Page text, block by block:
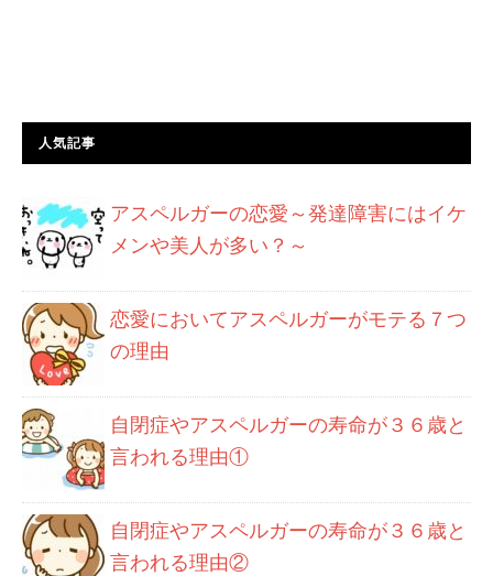
人気記事
アスペルガーの恋愛～発達障害にはイケ
メンや美人が多い？～
恋愛においてアスペルガーがモテる７つ
の理由
自閉症やアスペルガーの寿命が３６歳と
言われる理由①
自閉症やアスペルガーの寿命が３６歳と
言われる理由②